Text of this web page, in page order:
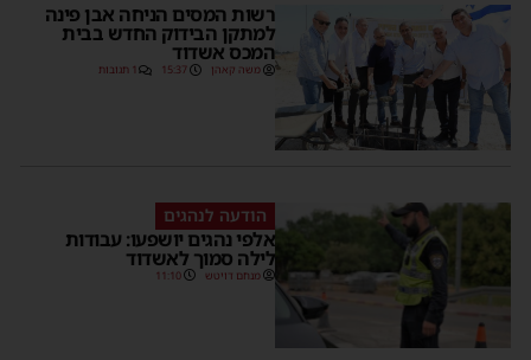
רשות המסים הניחה אבן פינה
למתקן הבידוק החדש בבית
המכס אשדוד
משה קאהן 15:37 1 תגובות
הודעה לנהגים
אלפי נהגים יושפעו: עבודות
לילה סמוך לאשדוד
מנחם דויטש 11:10